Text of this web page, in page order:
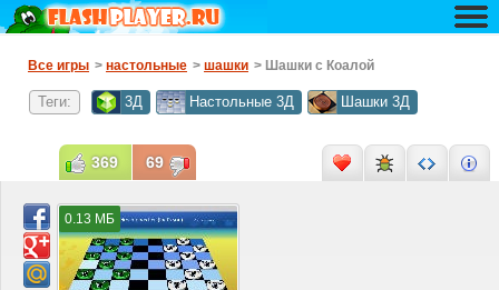
Все игры > настольные > шашки > Шашки с Коалой
Теги: 3Д Настольные 3Д Шашки 3Д
0.13 МБ
369 69